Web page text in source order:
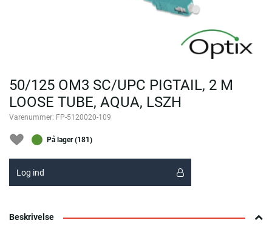
50/125 OM3 SC/UPC PIGTAIL, 2 M
LOOSE TUBE, AQUA, LSZH
Varenummer: FP-5120020-109
På lager (181)
Log ind
Beskrivelse